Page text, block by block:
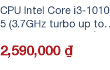
CPU Intel Core i3-1010
5 (3.7GHz turbo up to
6MB Cache, 65W)
2,590,000 ₫